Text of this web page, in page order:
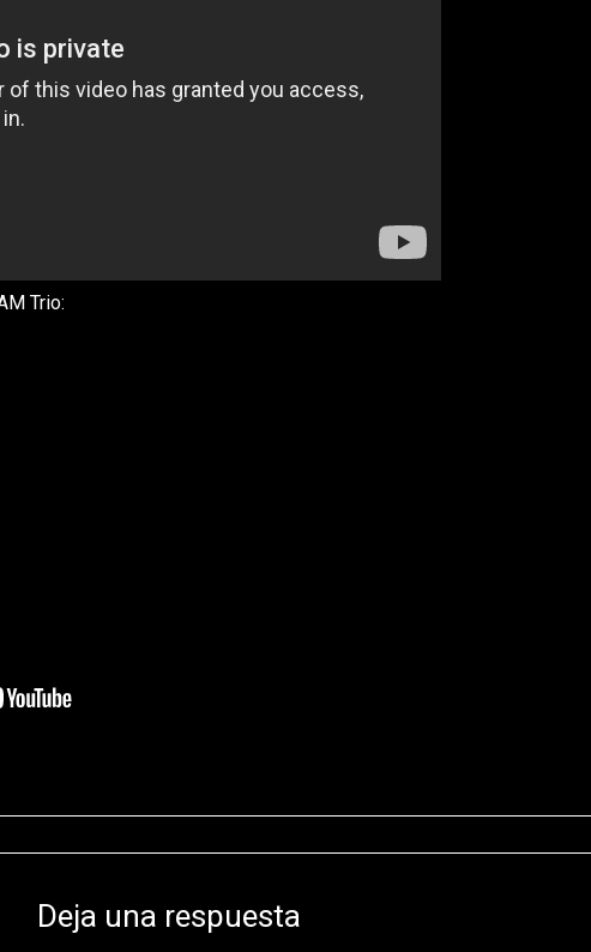
Trio:
Deja una respuesta